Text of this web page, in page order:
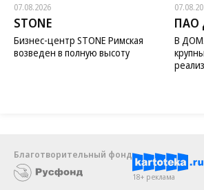
07.08.2026
STONE
Бизнес-центр STONE Римская
возведен в полную высоту
ПАО
В
Благотворительный фонд
18+ реклама